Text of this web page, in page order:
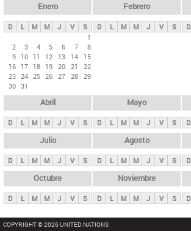
ds
p
n
c
i
p
l
e
s
Enero
D L M M J V
S
1
2
3 4 5 6 7
8
9 10 11 12 13 14
15
16 17 18 19 20 21
22
23 24 25 26 27 28 29
30 31
Febrero
D L M M J V S D
Abril
D L M M J V S
Mayo
D L M M J V S D
Julio
D L M M J V S
Agosto
D L M M J V S D
Octubre
D L M M J V S
Noviembre
D L M M J V S D
COPYRIGHT © 2026 UNITED NATIONS